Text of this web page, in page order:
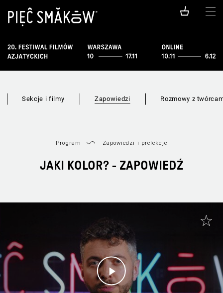
Sekcje i filmy Zapowiedzi Rozmowy z
Program Zapowiedzi i prelekcje
JAKI KOLOR? - ZAPOWIEDŹ